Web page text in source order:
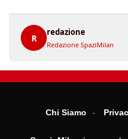
R
redazione
Redazione SpaziMilan
Chi Siamo